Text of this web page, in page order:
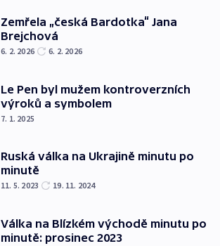
Zemřela „česká Bardotka“ Jana
Brejchová
6. 2. 2026 6. 2. 2026
Le Pen byl mužem kontroverzních
výroků a symbolem
7. 1. 2025
Ruská válka na Ukrajině minutu po
minutě
11. 5. 2023 19. 11. 2024
Válka na Blízkém východě minutu po
minutě: prosinec 2023